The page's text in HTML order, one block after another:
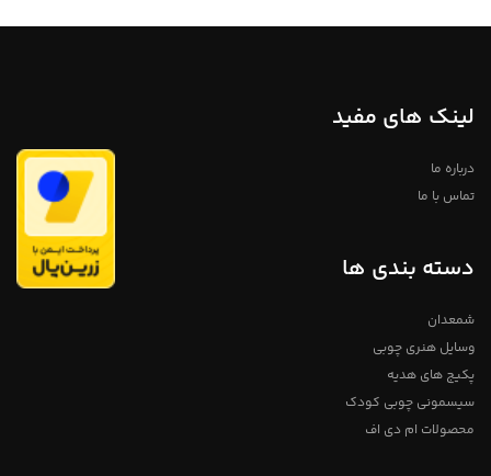
لینک های مفید
درباره ما
تماس با ما
دسته بندی ها
شمعدان
وسایل هنری چوبی
پکیج های هدیه
سیسمونی چوبی کودک
محصولات ام دی اف